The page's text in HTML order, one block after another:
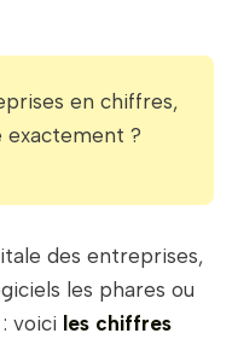
en chiffres,
exactement ?
des entreprises,
les phares ou
voici les chiffres